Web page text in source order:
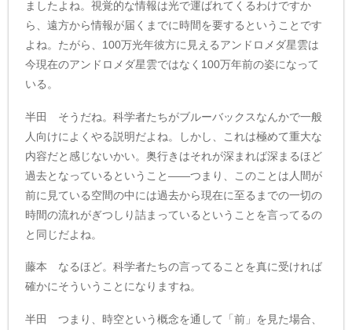
ましたよね。視覚的な情報は光で運ばれてくるわけですか
ら、遠方から情報が届くまでに時間を要するということです
よね。たがら、100万光年彼方に見えるアンドロメダ星雲は
今現在のアンドロメダ星雲ではなく100万年前の姿になって
いる。
半田 そうだね。科学者たちがブルーバックスなんかで一般
人向けによくやる説明だよね。しかし、これは極めて重大な
内容だと感じないかい。奥行きはそれが深まれば深まるほど
過去となっているということ――つまり、このことは人間が
前に見ている空間の中には過去から現在に至るまでの一切の
時間の流れがぎつしり詰まっているということを言ってるの
と同じだよね。
藤本 なるほど。科学者たちの言ってることを真に受ければ
確かにそういうことになりますね。
半田 つまり、時空という概念を通して「前」を見た場合、